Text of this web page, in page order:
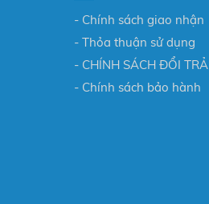
- Chính sách giao nhận
- Thỏa thuận sử dụng
- CHÍNH SÁCH ĐỔI TRẢ
- Chính sách bảo hành